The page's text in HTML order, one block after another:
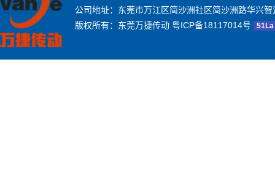
公司地址：东莞市万江区简沙洲社区简沙洲路华兴
版权所有：东莞万捷传动 粤ICP备18117014号 51La